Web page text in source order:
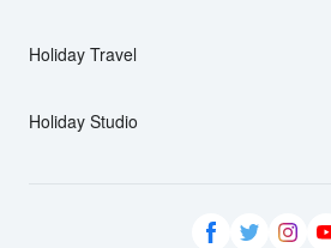
Holiday Travel
Holiday Studio